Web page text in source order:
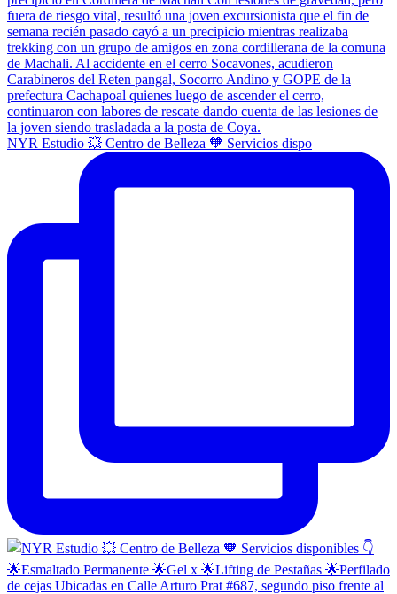
NYR Estudio 💥 Centro de Belleza 🧡 Servicios dispo